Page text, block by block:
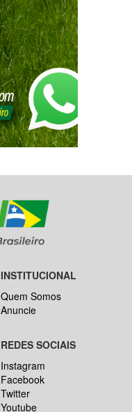
INSTITUCIONAL
Quem Somos
Anuncie
REDES SOCIAIS
Instagram
Facebook
Twitter
Youtube